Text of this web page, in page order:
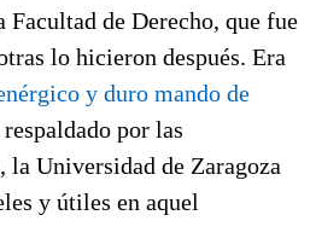
Facultad de Derecho, que fue
lo hicieron después. Era
y duro mando de
por las
Universidad de Zaragoza
y útiles en aquel